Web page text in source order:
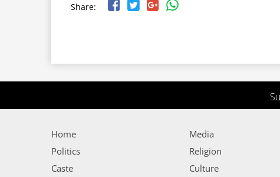
Share:
Home
Politics
Caste
Media
Religion
Culture